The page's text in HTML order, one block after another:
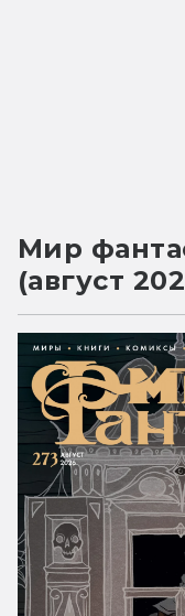
Мир
(август